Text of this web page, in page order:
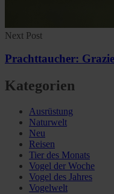
Next Post
Prachttaucher:
Kategorien
Ausrüstung
Naturwelt
Neu
Reisen
Tier des Monats
Vogel der Woche
Vogel des Jahres
Vogelwelt